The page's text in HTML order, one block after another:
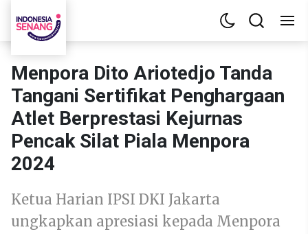
Menpora Dito Ariotedjo Tanda
Tangani Sertifikat Penghargaan
Atlet Berprestasi Kejurnas
Pencak Silat Piala Menpora
2024
Ketua Harian IPSI DKI Jakarta
ungkapkan apresiasi kepada Menpora